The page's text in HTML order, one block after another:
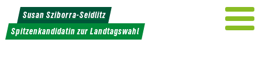
Weiter
zum
Inhalt
Susan Sziborra-Seidlitz
Spitzenkandidatin zur Landtagswahl